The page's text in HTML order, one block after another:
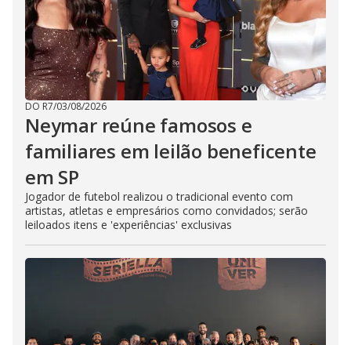
DO R7/03/08/2026
Neymar reúne famosos e
familiares em leilão beneficente
em SP
Jogador de futebol realizou o tradicional evento com
artistas, atletas e empresários como convidados; serão
leiloados itens e 'experiências' exclusivas